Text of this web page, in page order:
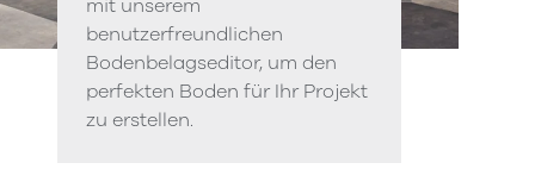
mit unserem
benutzerfreundlichen
Bodenbelagseditor, um den
perfekten Boden für Ihr Projekt
zu erstellen.